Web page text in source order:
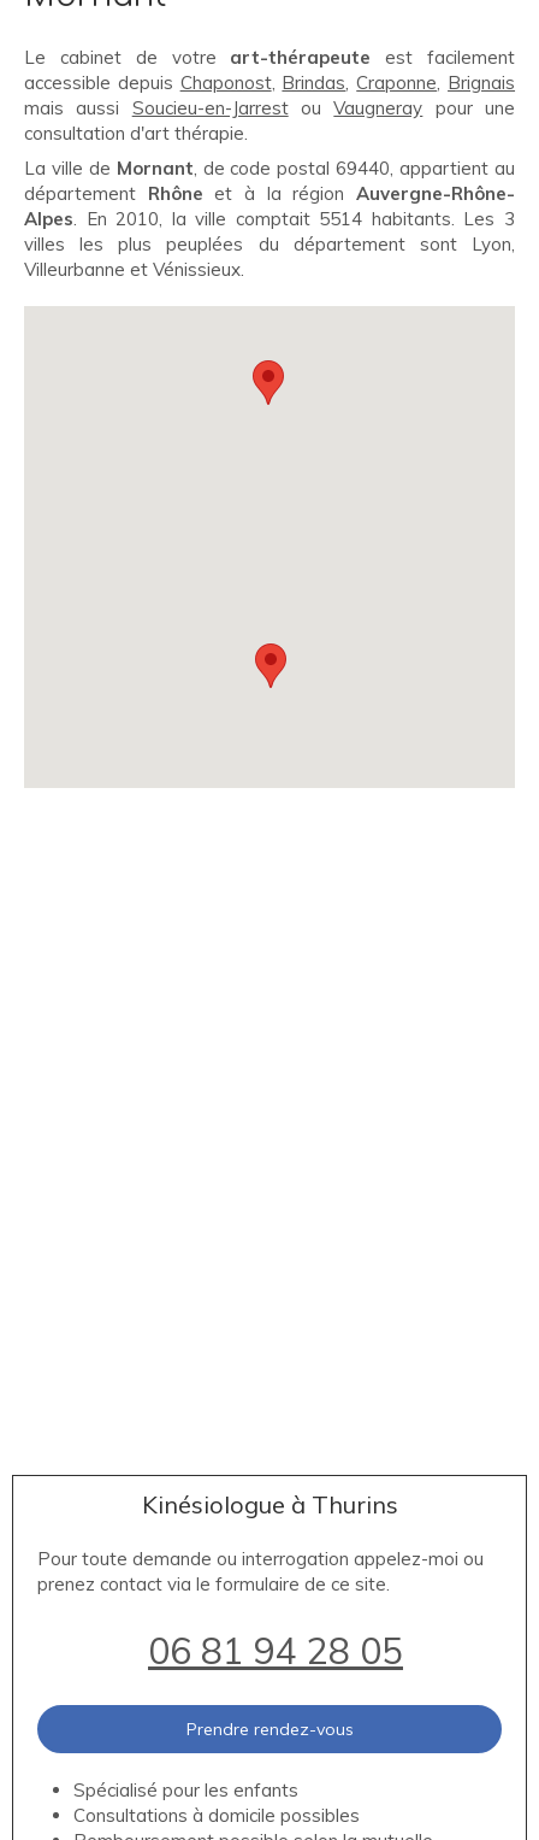
Le cabinet de votre art-thérapeute est facilement
accessible depuis Chaponost, Brindas,Craponne, Brignais
mais aussi Soucieu-en-JarrestouVaugneray pour une
consultation d'art thérapie.
La ville de Mornant, de code postal 69440, appartient au
département Rhône et à la régionAuvergne-Rhône-
Alpes. En 2010, la ville comptait 5514 habitants. Les 3
villes les plus peuplées du département sont Lyon,
Villeurbanne et Vénissieux.
Kinésiologue à Thurins
Pour toute demande ou interrogation appelez-moi ou
prenez contact via le formulaire de ce site.
06 81 94 28 05
Prendre rendez-vous
Spécialisé pour les enfants
Consultations à domicile possibles